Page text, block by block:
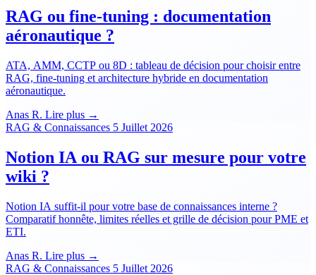
RAG ou fine-tuning : documentation
aéronautique ?
ATA, AMM, CCTP ou 8D : tableau de décision pour choisir entre
RAG, fine-tuning et architecture hybride en documentation
aéronautique.
Anas R. Lire plus →
RAG & Connaissances 5 Juillet 2026
Notion IA ou RAG sur mesure pour votre
wiki ?
Notion IA suffit-il pour votre base de connaissances interne ?
Comparatif honnête, limites réelles et grille de décision pour PME et
ETI.
Anas R. Lire plus →
RAG & Connaissances 5 Juillet 2026